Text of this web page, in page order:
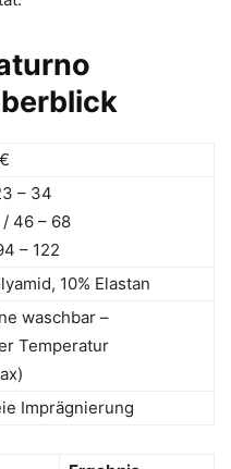
– 34
46 – 68
– 122
10% Elastan
waschbar –
Temperatur
Imprägnierung